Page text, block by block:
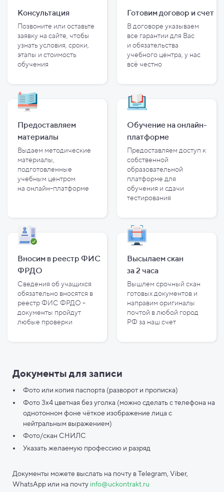
Консультация
Позвоните или оставьте
заявку на сайте, чтобы
узнать условия, сроки,
этапы и стоимость
обучения
Готовим договор и счет
В договоре указываем
все гарантии для Вас
и обязательства
учебного центра, у нас
всё честно
Предоставляем
материалы
Выдаем методические
материалы,
подготовленные
учебным центром
на онлайн-платформе
Обучение на онлайн-
платформе
Предоставляем доступ к
собственной
образовательной
платформе для
обучения и сдачи
тестирования
Вносим в реестр ФИС
ФРДО
Сведения об учащихся
обязательно вносятся в
реестр ФИС ФРДО -
документы пройдут
любые проверки
Высылаем скан
за2 часа
Вышлем срочный скан
готовых документов и
направим оригиналы
почтой в любой город
РФ за наш счет
Документы для записи
Фото или копия паспорта (разворот и прописка)
Фото 3х4 цветная без уголка (можно сделать с телефона на
однотонном фоне чёткое изображение лица с
нейтральным выражением)
Фото/скан СНИЛС
Указать желаемую профессию и разряд
Документы можете выслать на почту в Telegram, Viber,
WhatsApp или на почту info@uckontrakt.ru